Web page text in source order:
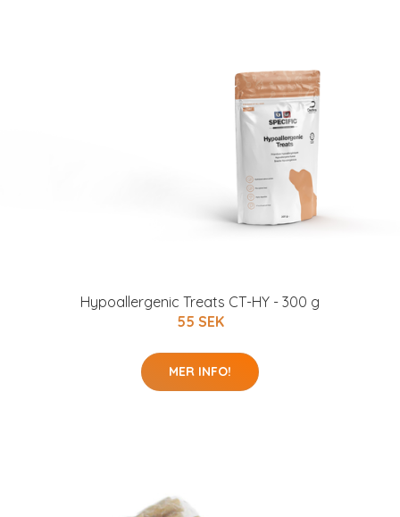
Hypoallergenic Treats CT-HY - 300 g
55 SEK
MER INFO!